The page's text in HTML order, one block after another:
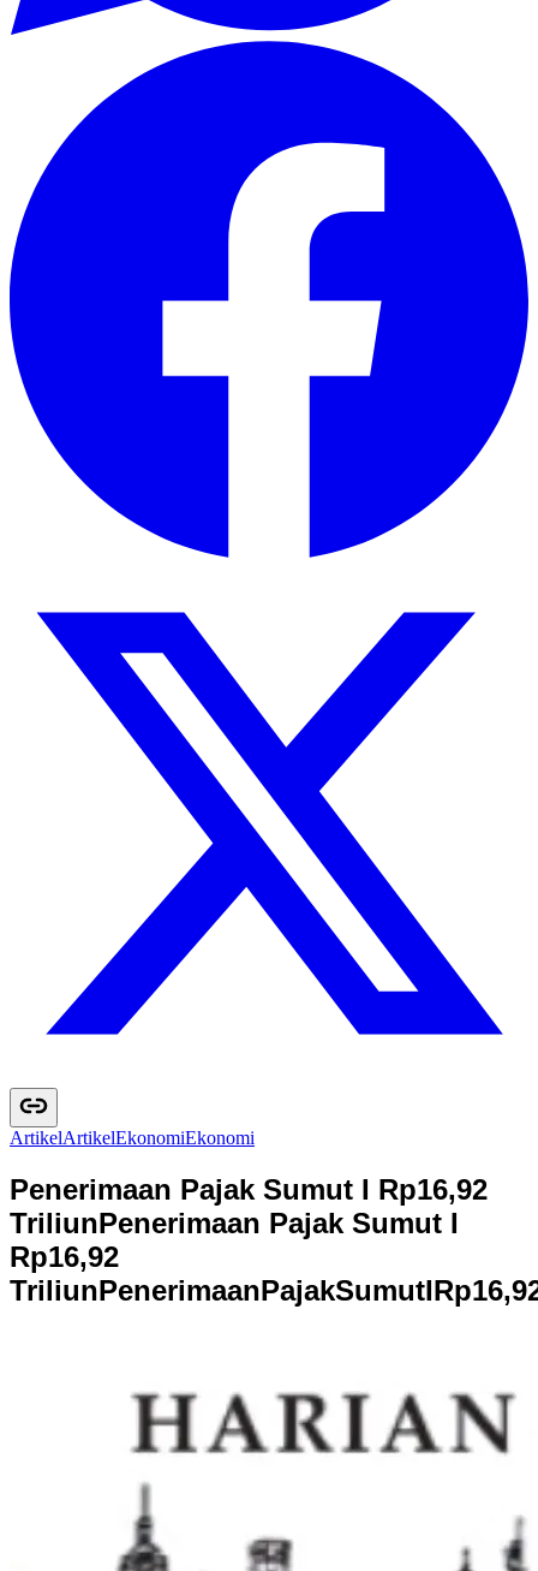
ArtikelArtikelEkonomiEkonomi
Penerimaan Pajak Sumut I Rp16,92
TriliunPenerimaan Pajak Sumut I
Rp16,92
TriliunPenerimaanPajakSumutIRp16,9